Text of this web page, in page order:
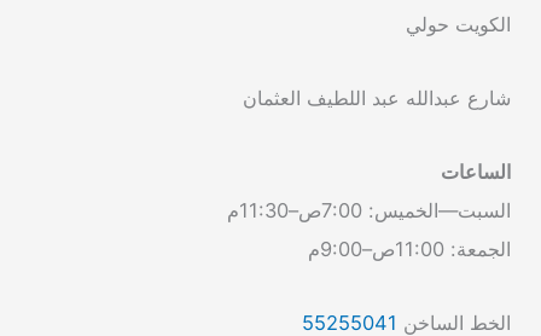
الكويت حولي
شارع عبدالله عبد اللطيف العثمان
الساعات
السبت—الخميس: 7:00ص–11:30م
الجمعة: 11:00ص–9:00م
الخط الساخن 55255041